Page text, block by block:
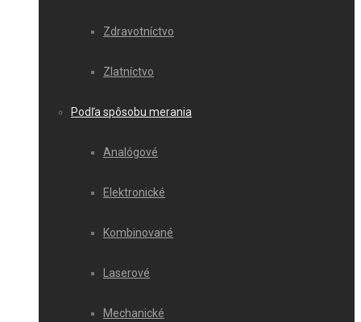
Zdravotníctvo
Zlatníctvo
Podľa spôsobu merania
Analógové
Elektronické
Kombinované
Laserové
Mechanické